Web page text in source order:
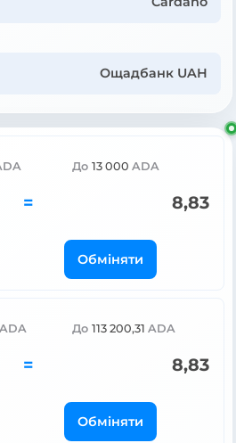
Ощадбанк UAH
До 13 000 ADA
= 8,83
Обміняти
ADA До 113 200,31 ADA
= 8,83
Обміняти